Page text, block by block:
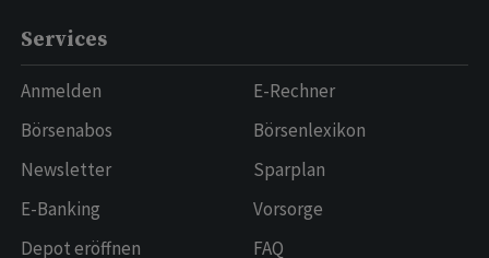
Services
Anmelden
Börsenabos
Newsletter
E-Banking
Depot eröffnen
E-Rechner
Börsenlexikon
Sparplan
Vorsorge
FAQ